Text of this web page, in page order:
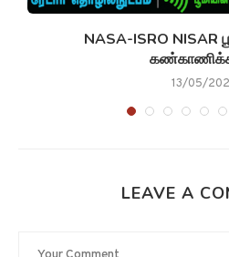
NASA-ISRO NISAR
13/05/
LEAVE A